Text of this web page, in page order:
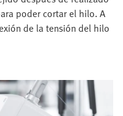
poder cortar el hilo. A
de la tensión del hilo